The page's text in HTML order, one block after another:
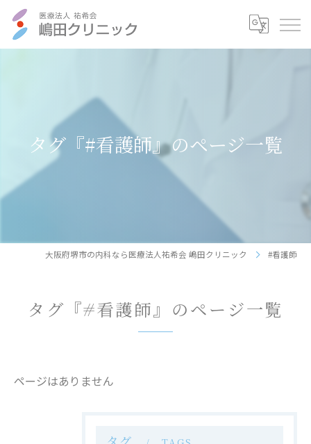
タグ『#看護師』のページ一覧
大阪府堺市の内科なら医療法人祐希会 嶋田クリニック #看護師
タグ『#看護師』のページ一覧
ページはありません